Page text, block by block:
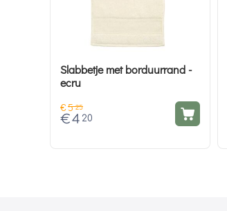
Slabbetje met borduurrand -
ecru
€5 25
€4 20